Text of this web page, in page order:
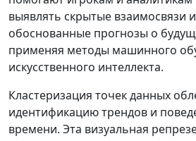
выявлять скрытые взаимосвязи
обоснованные прогнозы о
применяя методы машинного
искусственного интеллекта.
Кластеризация точек данных
идентификацию трендов и
времени. Эта визуальная